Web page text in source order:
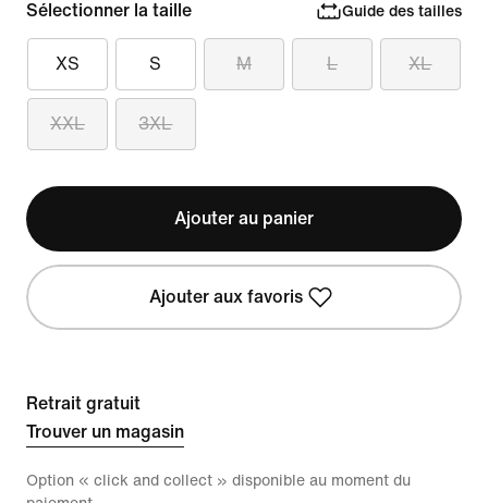
Sélectionner la taille Guide des tailles
XS S M L XL
XXL 3XL
Ajouter au panier
Ajouter aux favoris
Retrait gratuit
Trouver un magasin
Option « click and collect » disponible au moment du